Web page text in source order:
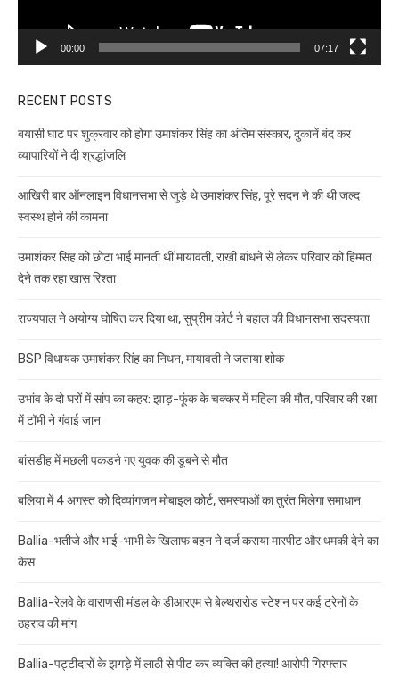
00:00 07:17
RECENT POSTS
बयासी घाट पर शुक्रवार को होगा उमाशंकर सिंह का अंतिम संस्कार, दुकानें बंद कर
व्यापारियों ने दी श्रद्धांजलि
आखिरी बार ऑनलाइन विधानसभा से जुड़े थे उमाशंकर सिंह, पूरे सदन ने की थी जल्द
स्वस्थ होने की कामना
उमाशंकर सिंह को छोटा भाई मानती थीं मायावती, राखी बांधने से लेकर परिवार को हिम्मत
देने तक रहा खास रिश्ता
राज्यपाल ने अयोग्य घोषित कर दिया था, सुप्रीम कोर्ट ने बहाल की विधानसभा सदस्यता
BSP विधायक उमाशंकर सिंह का निधन, मायावती ने जताया शोक
उभांव के दो घरों में सांप का कहर: झाड़-फूंक के चक्कर में महिला की मौत, परिवार की रक्षा
में टॉमी ने गंवाई जान
बांसडीह में मछली पकड़ने गए युवक की डूबने से मौत
बलिया में 4 अगस्त को दिव्यांगजन मोबाइल कोर्ट, समस्याओं का तुरंत मिलेगा समाधान
Ballia-भतीजे और भाई-भाभी के खिलाफ बहन ने दर्ज कराया मारपीट और धमकी देने का
केस
Ballia-रेलवे के वाराणसी मंडल के डीआरएम से बेल्थरारोड स्टेशन पर कई ट्रेनों के
ठहराव की मांग
Ballia-पट्टीदारों के झगड़े में लाठी से पीट कर व्यक्ति की हत्या! आरोपी गिरफ्तार